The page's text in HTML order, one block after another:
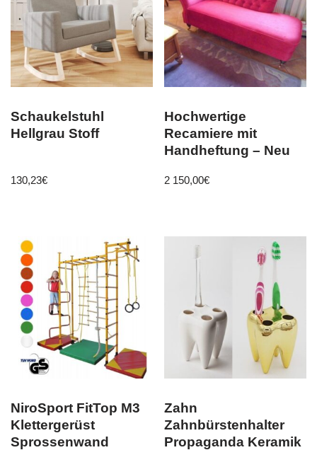
Schaukelstuhl
Hellgrau Stoff
130,23€
Hochwertige
Recamiere mit
Handheftung – Neu
2 150,00€
NiroSport FitTop M3
Klettergerüst
Sprossenwand
Zahn
Zahnbürstenhalter
Propaganda Keramik